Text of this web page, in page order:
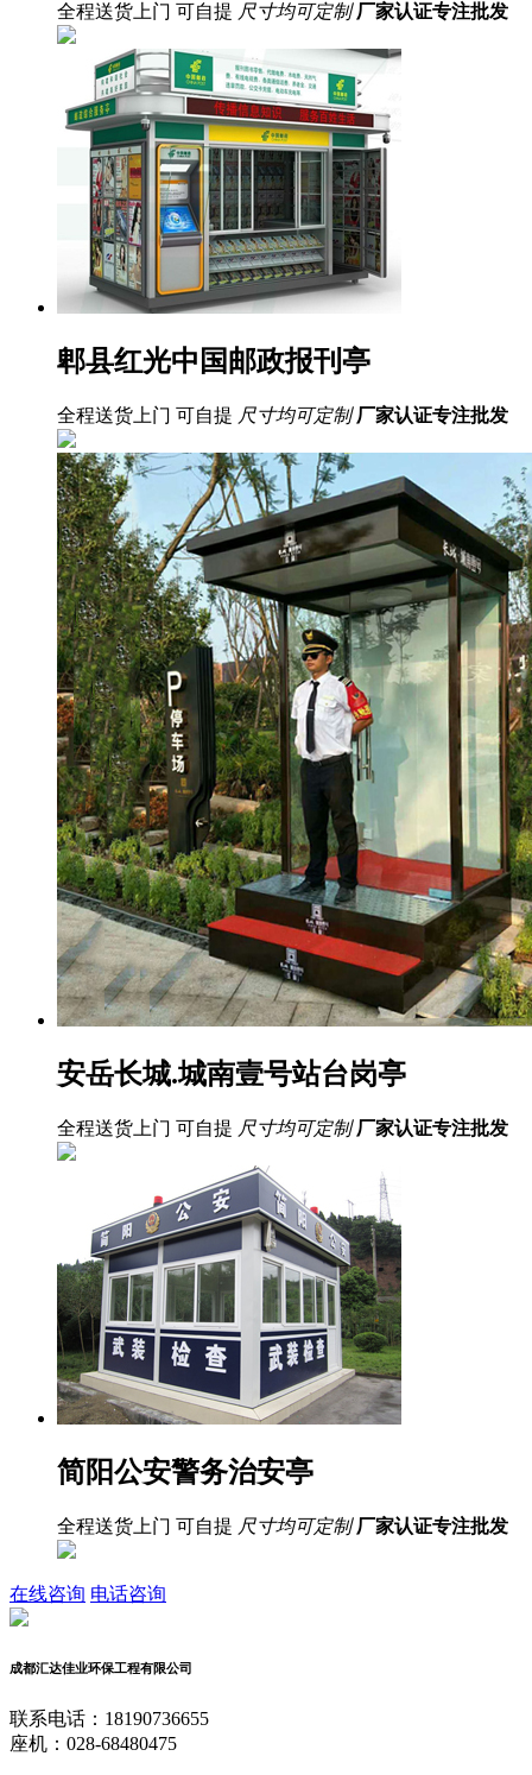
全程送货上门 可自提 尺寸均可定制 厂家认证专注批发
郫县红光中国邮政报刊亭
全程送货上门 可自提 尺寸均可定制 厂家认证专注批发
安岳长城.城南壹号站台岗亭
全程送货上门 可自提 尺寸均可定制 厂家认证专注批发
简阳公安警务治安亭
全程送货上门 可自提 尺寸均可定制 厂家认证专注批发
在线咨询 电话咨询
成都汇达佳业环保工程有限公司
联系电话：18190736655
座机：028-68480475